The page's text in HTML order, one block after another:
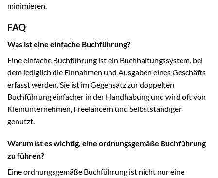
minimieren.
FAQ
Was ist eine einfache Buchführung?
Eine einfache Buchführung ist ein Buchhaltungssystem, bei
dem lediglich die Einnahmen und Ausgaben eines Geschäfts
erfasst werden. Sie ist im Gegensatz zur doppelten
Buchführung einfacher in der Handhabung und wird oft von
Kleinunternehmen, Freelancern und Selbstständigen
genutzt.
Warum ist es wichtig, eine ordnungsgemäße Buchführung
zu führen?
Eine ordnungsgemäße Buchführung ist nicht nur eine